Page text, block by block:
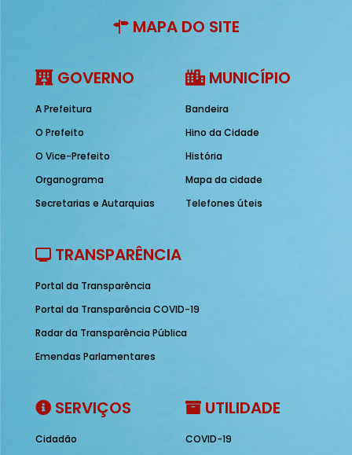
MAPA DO SITE
GOVERNO
A Prefeitura
O Prefeito
O Vice-Prefeito
Organograma
Secretarias e Autarquias
MUNICÍPIO
Bandeira
Hino da Cidade
História
Mapa da cidade
Telefones úteis
TRANSPARÊNCIA
Portal da Transparência
Portal da Transparência COVID-19
Radar da Transparência Pública
Emendas Parlamentares
SERVIÇOS
Cidadão
UTILIDADE
COVID-19